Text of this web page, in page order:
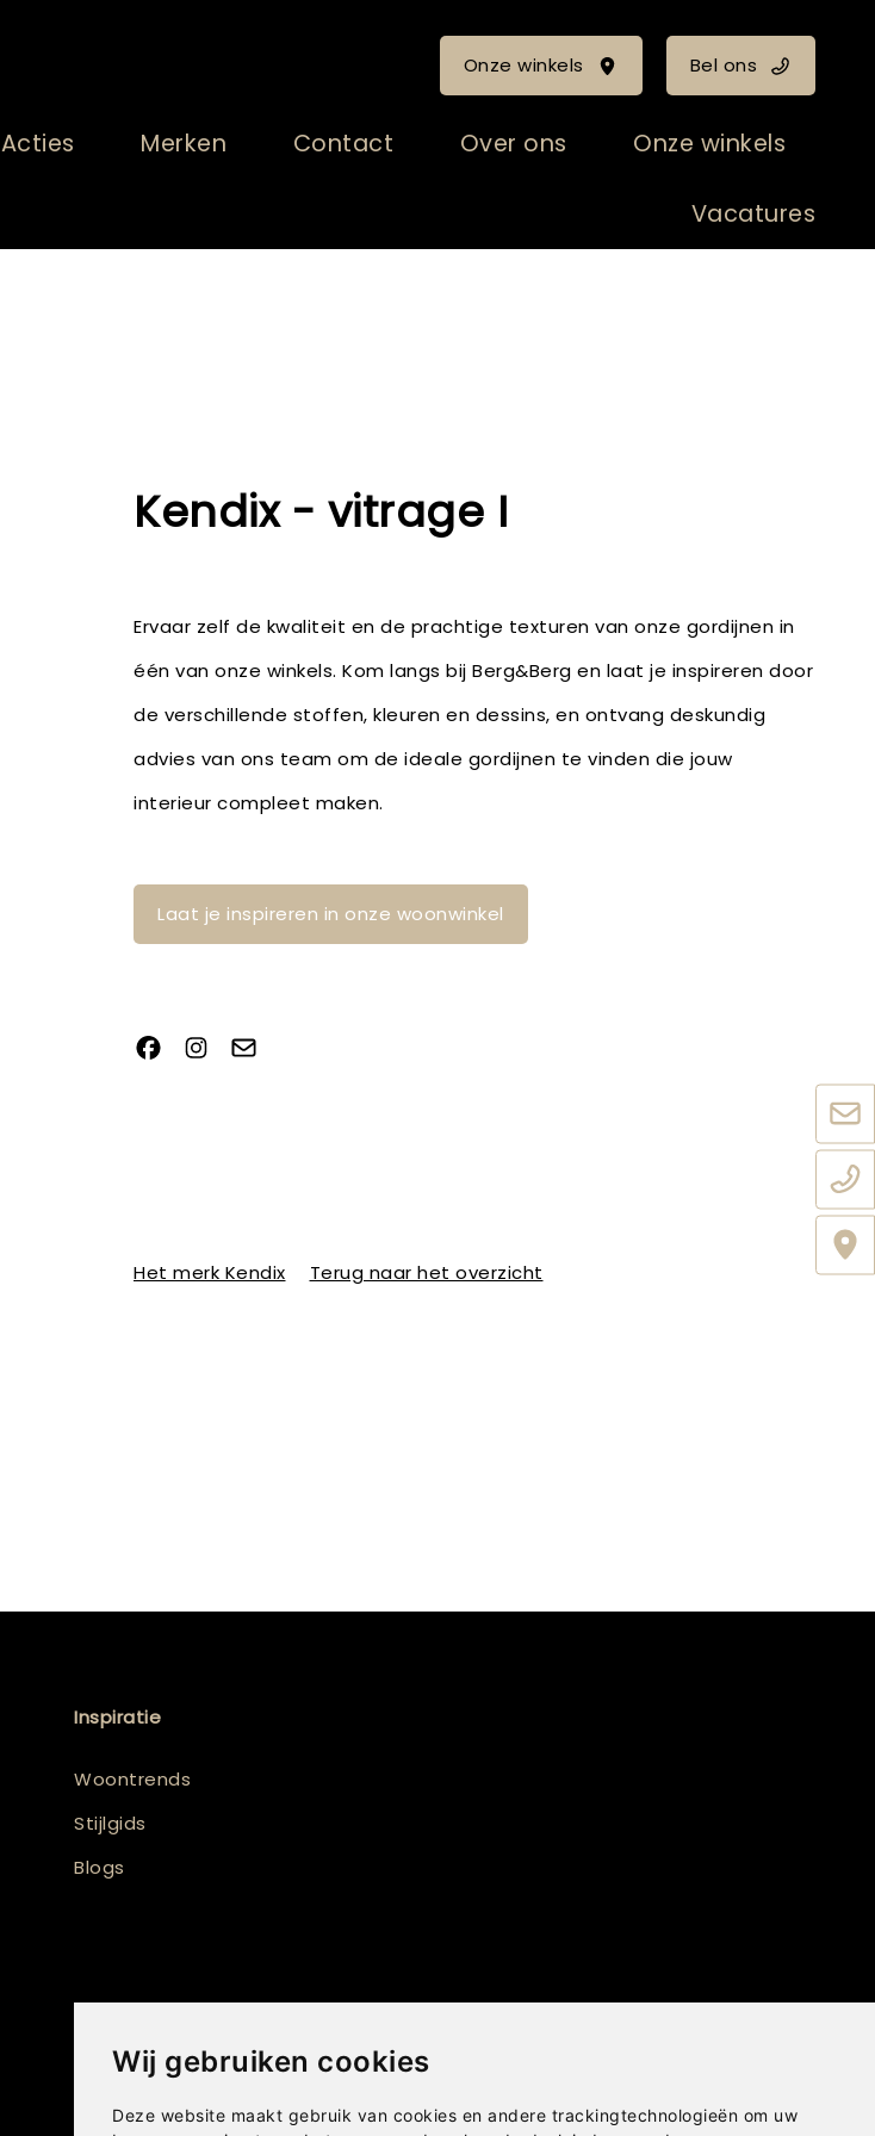
Wij gebruiken cookies
Deze website maakt gebruik van cookies en andere trackingtechnologieën om uw
Onze winkels Bel ons
Acties Merken Contact Over ons Onze winkels
Vacatures
Kendix - vitrage I
Ervaar zelf de kwaliteit en de prachtige texturen van onze gordijnen in
één van onze winkels. Kom langs bij Berg&Berg en laat je inspireren door
de verschillende stoffen, kleuren en dessins, en ontvang deskundig
advies van ons team om de ideale gordijnen te vinden die jouw
interieur compleet maken.
Laat je inspireren in onze woonwinkel
Het merk Kendix Terug naar het overzicht
Inspiratie
Woontrends
Stijlgids
Blogs